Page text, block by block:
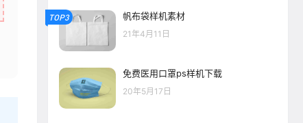
TOP3 帆布袋样机素材
21年4月11日
免费医用口罩ps样机下载
20年5月17日